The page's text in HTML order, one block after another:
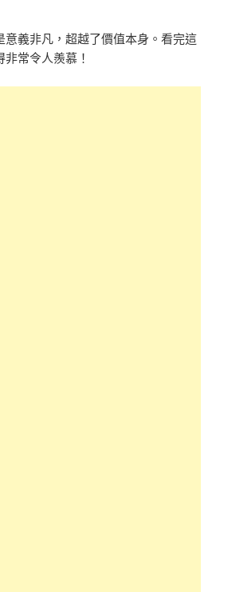
意義非凡，超越了價值本身。看完這
常令人羨慕！